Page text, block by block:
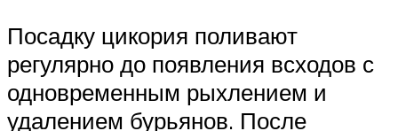
Посадку цикория поливают
регулярно до появления всходов с
одновременным рыхлением и
удалением бурьянов. После